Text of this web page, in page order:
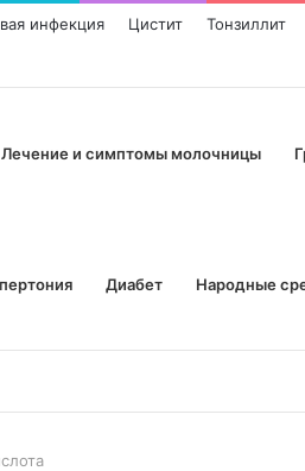
инфекция Цистит Тонзиллит
Лечение и симптомы молочницы
Диабет Народные